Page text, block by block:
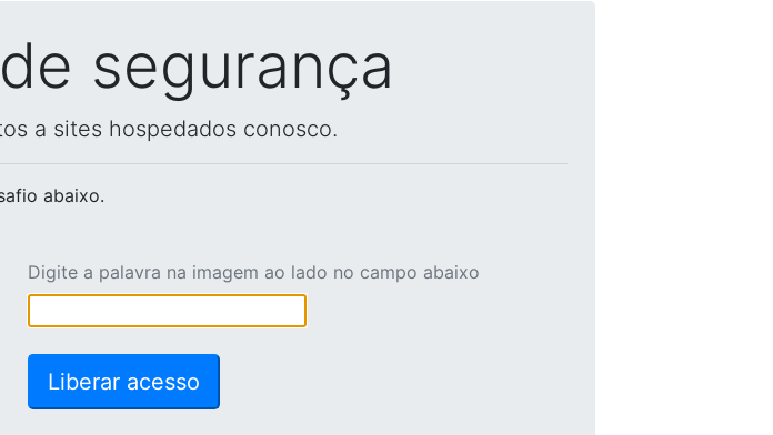
segurança
a sites hospedados conosco.
abaixo.
Digite a palavra na imagem ao lado no campo abaixo